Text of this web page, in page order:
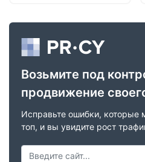
Возьмите под
продвижение
Исправьте ошибки, которые
топ, и вы увидите рост